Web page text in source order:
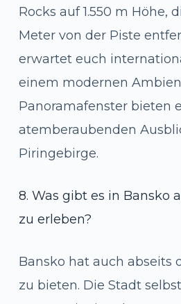
Rocks auf 1.550 m Höhe,
Meter von der Piste
erwartet euch
einem modernen
Panoramafenster bieten
atemberaubenden
Piringebirge.
8. Was gibt es in Bansko
zu erleben?
Bansko hat auch abseits
zu bieten. Die Stadt